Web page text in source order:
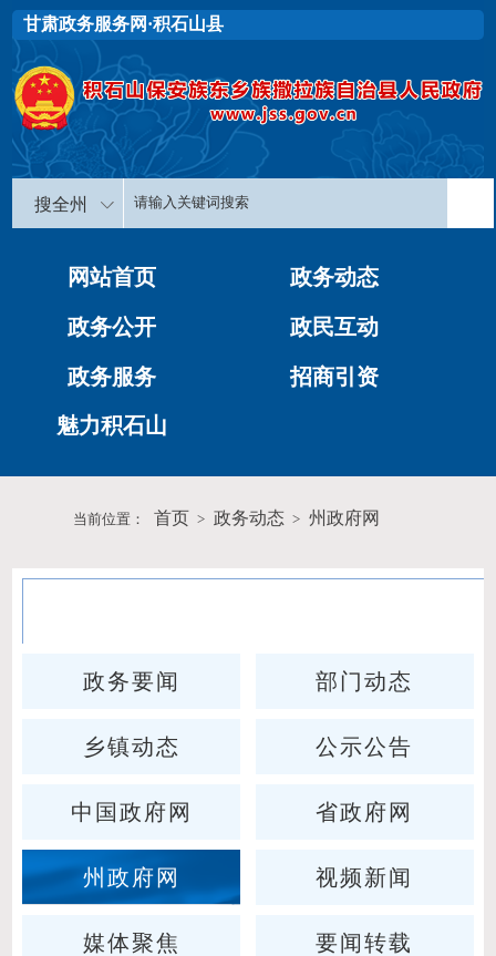
甘肃政务服务网·积石山县
搜全州
网站首页 政务动态
政务公开 政民互动
政务服务 招商引资
魅力积石山
当前位置： 首页 > 政务动态 > 州政府网
政务要闻 部门动态
乡镇动态 公示公告
中国政府网 省政府网
州政府网 视频新闻
媒体聚焦 要闻转载